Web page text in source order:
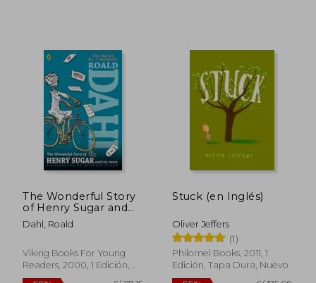
Rápido
The Wonderful Story
of Henry Sugar and
six More (en Inglés)
Dahl, Roald
Viking Books For Young
Readers, 2000, 1 Edición,
Tapa Blanda, Nuevo
Stuck (en Inglés)
Oliver Jeffers
(1)
Philomel Books, 2011, 1
Edición, Tapa Dura, Nuevo